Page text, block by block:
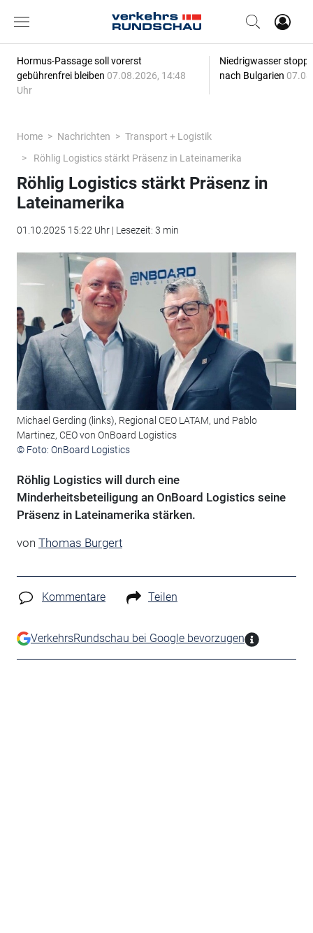
Hormus-Passage soll vorerst
gebührenfrei bleiben 07.08.2026, 14:48
Uhr
Niedrigwasser
nach Bulgarien
Home Nachrichten
Transport + Logistik
Röhlig Logistics stärkt Präsenz in Lateinamerika
Röhlig Logistics stärkt Präsenz in
Lateinamerika
01.10.2025 15:22 Uhr | Lesezeit: 3 min
Michael Gerding (links), Regional CEO LATAM, und Pablo
Martinez, CEO von OnBoard Logistics
© Foto: OnBoard Logistics
Röhlig Logistics will durch eine
Minderheitsbeteiligung an OnBoard Logistics seine
Präsenz in Lateinamerika stärken.
von Thomas Burgert
Kommentare Teilen
VerkehrsRundschau bei Google bevorzugen